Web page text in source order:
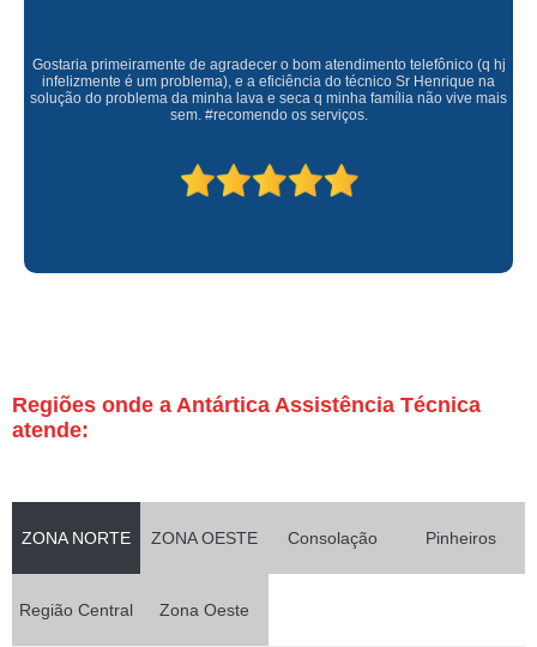
Gostaria primeiramente de agradecer o bom atendimento telefônico (q hj
infelizmente é um problema), e a eficiência do técnico Sr Henrique na
solução do problema da minha lava e seca q minha família não vive mais
sem. #recomendo os serviços.
Regiões onde a Antártica Assistência Técnica
atende:
ZONA NORTE ZONA OESTE Consolação Pinheiros
Região Central Zona Oeste